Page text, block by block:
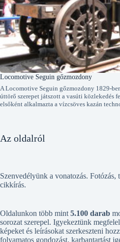
Locomotive Seguin gőzmozdony
A Locomotive Seguin gőzmozdony 1829-
úttörő szerepet játszott a vasúti közlekedés
elsőként alkalmazta a vízcsöves kazán
Az oldalról
Szenvedélyünk a vonatozás. Fotózás,
cikkírás.
Oldalunkon több mint 5.100 darab
sorozat szerepel. Igyekeztünk
képeket és leírásokat szerkeszteni
folyamatos gondozást, karbantartást